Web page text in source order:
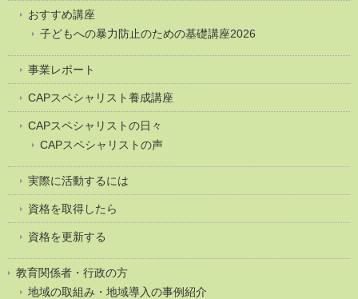
おすすめ講座
子どもへの暴力防止のための基礎講座2026
事業レポート
CAPスペシャリスト養成講座
CAPスペシャリストの日々
CAPスペシャリストの声
実際に活動するには
資格を取得したら
資格を更新する
教育関係者・行政の方
地域の取組み・地域導入の事例紹介